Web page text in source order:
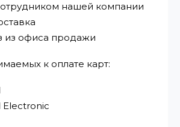
нашей компании
из офиса продажи
к оплате карт:
Electronic